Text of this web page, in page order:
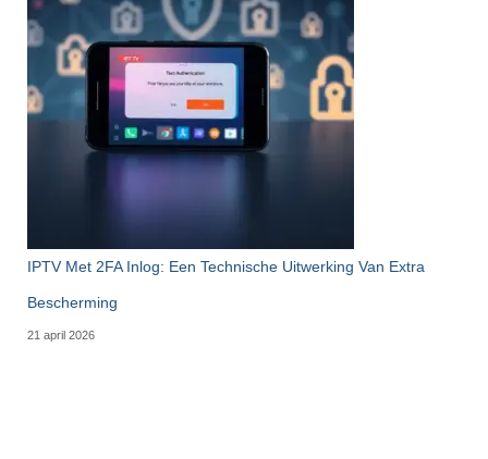
IPTV Met 2FA Inlog: Een Technische Uitwerking Van Extra
Bescherming
21 april 2026